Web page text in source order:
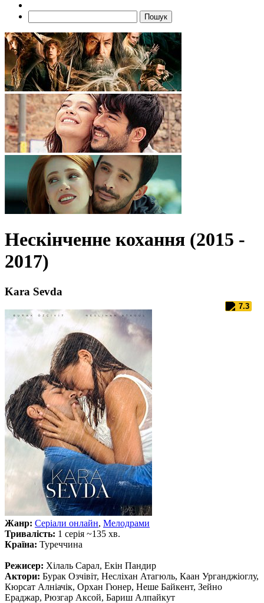
Пошук
Нескінченне кохання (2015 -
2017)
Kara Sevda
7.3
Жанр: Серіали онлайн, Мелодрами
Тривалість: 1 серія ~135 хв.
Країна: Туреччина
Режисер: Хілаль Сарал, Екін Пандир
Актори: Бурак Озчівіт, Несліхан Атагюль, Каан Урганджіоглу,
Кюрсат Алніачік, Орхан Гюнер, Неше Байкент, Зейно
Ераджар, Рюзгар Аксой, Бариш Алпайкут